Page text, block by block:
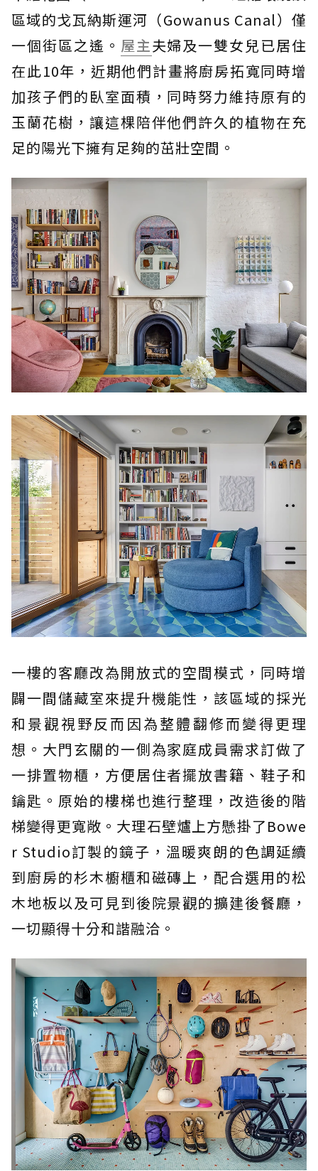
區域的戈瓦納斯運河（Gowanus Canal）僅
一個街區之遙。 屋主夫婦及一雙女兒已居住
在此10年，近期他們計畫將廚房拓寬同時增
加孩子們的臥室面積，同時努力維持原有的
玉蘭花樹，讓這棵陪伴他們許久的植物在充
足的陽光下擁有足夠的茁壯空間。
一樓的客廳改為開放式的空間模式，同時增
闢一間儲藏室來提升機能性，該區域的採光
和景觀視野反而因為整體翻修而變得更理
想。大門玄關的一側為家庭成員需求訂做了
一排置物櫃，方便居住者擺放書籍、鞋子和
鑰匙。原始的樓梯也進行整理，改造後的階
梯變得更寬敞。大理石壁爐上方懸掛了Bowe
r Studio訂製的鏡子，溫暖爽朗的色調延續
到廚房的杉木櫥櫃和磁磚上，配合選用的松
木地板以及可見到後院景觀的擴建後餐廳，
一切顯得十分和諧融洽。